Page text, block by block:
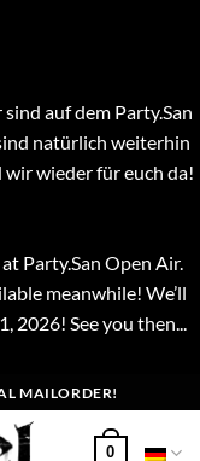
auf dem Party.San
natürlich weiterhin
wieder für euch da!
Party.San Open Air.
meanwhile! We’ll
2026! See you then...
MAILORDER!
0